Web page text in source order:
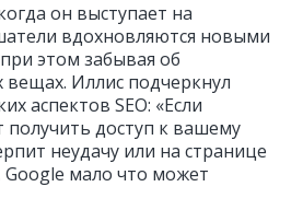
он выступает на
вдохновляются новыми
этом забывая об
вещах. Иллис подчеркнул
аспектов SEO: «Если
доступ к вашему
неудачу или на странице
мало что может